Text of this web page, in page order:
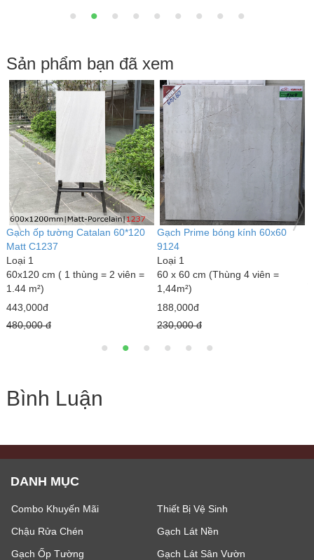
Sản phẩm bạn đã xem
Bồn cầu trẻ em Dolacera
Loại 1
690,000đ
800,000 đ
Gạch Prime bóng kính 80x80
8813
Loại 1
80 x 80 cm (Thùng 3 viên =
1,92m²)
276,000đ
320,000 đ
Bình Luận
DANH MỤC
Combo Khuyến Mãi
Thiết Bị Vệ Sinh
Chậu Rửa Chén
Gạch Lát Nền
Gạch Ốp Tường
Gạch Lát Sân Vườn